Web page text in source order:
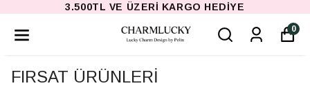
3.500TL VE ÜZERI KARGO HEDIYE
0
FIRSAT ÜRÜNLERİ